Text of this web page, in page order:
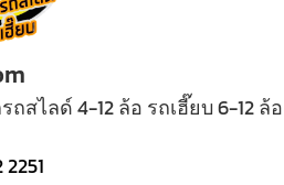
ถสไลด์ 4-12 ล้อ รถเฮี๊ยบ 6-12